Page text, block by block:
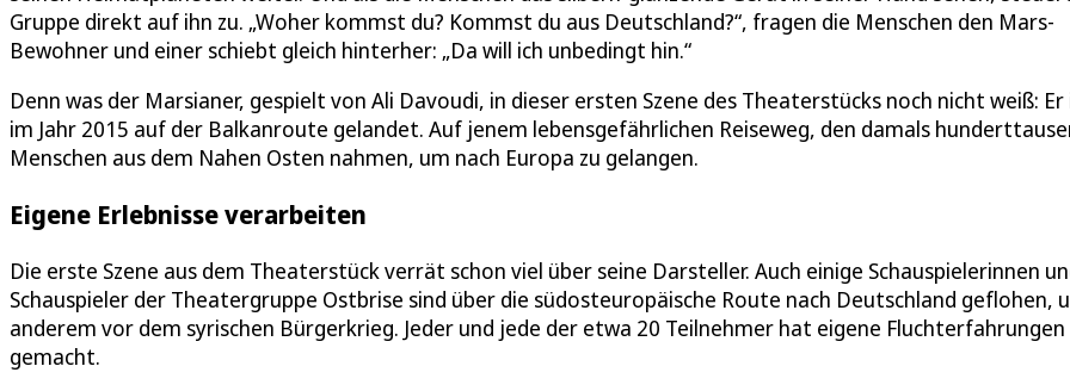
Gruppe direkt auf ihn zu. „Woher kommst du? Kommst du aus Deutschland?“, fragen die Menschen den Mars-
Bewohner und einer schiebt gleich hinterher: „Da will ich unbedingt hin.“
Denn was der Marsianer, gespielt von Ali Davoudi, in dieser ersten Szene des Theaterstücks noch nicht weiß: Er
im Jahr 2015 auf der Balkanroute gelandet. Auf jenem lebensgefährlichen Reiseweg, den damals
Menschen aus dem Nahen Osten nahmen, um nach Europa zu gelangen.
Eigene Erlebnisse verarbeiten
Die erste Szene aus dem Theaterstück verrät schon viel über seine Darsteller. Auch einige Schauspielerinnen
Schauspieler der Theatergruppe Ostbrise sind über die südosteuropäische Route nach Deutschland geflohen,
anderem vor dem syrischen Bürgerkrieg. Jeder und jede der etwa 20 Teilnehmer hat eigene Fluchterfahrungen
gemacht.